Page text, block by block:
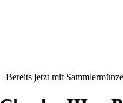
jetzt mit